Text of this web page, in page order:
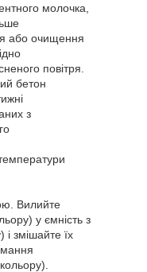
молочка,
або очищення
повітря.
бетон
з
Вилийте
у ємність з
змішайте їх